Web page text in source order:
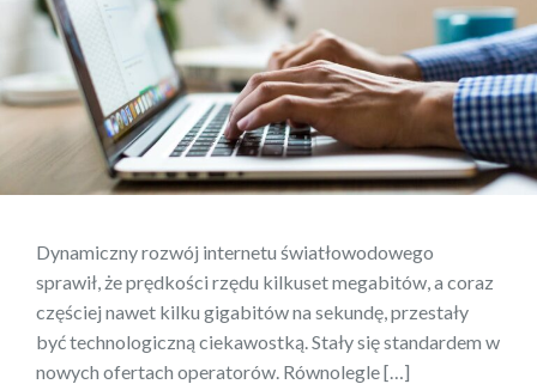
Dynamiczny rozwój internetu światłowodowego
sprawił, że prędkości rzędu kilkuset megabitów, a coraz
częściej nawet kilku gigabitów na sekundę, przestały
być technologiczną ciekawostką. Stały się standardem w
nowych ofertach operatorów. Równolegle […]